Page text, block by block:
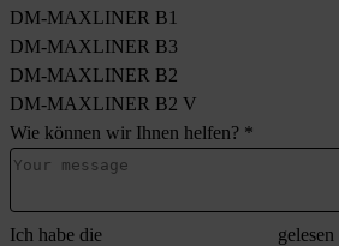
DM-MAXLINER B1
DM-MAXLINER B3
DM-MAXLINER B2
DM-MAXLINER B2 V
Wie können wir Ihnen helfen? *
Ich habe die gelesen